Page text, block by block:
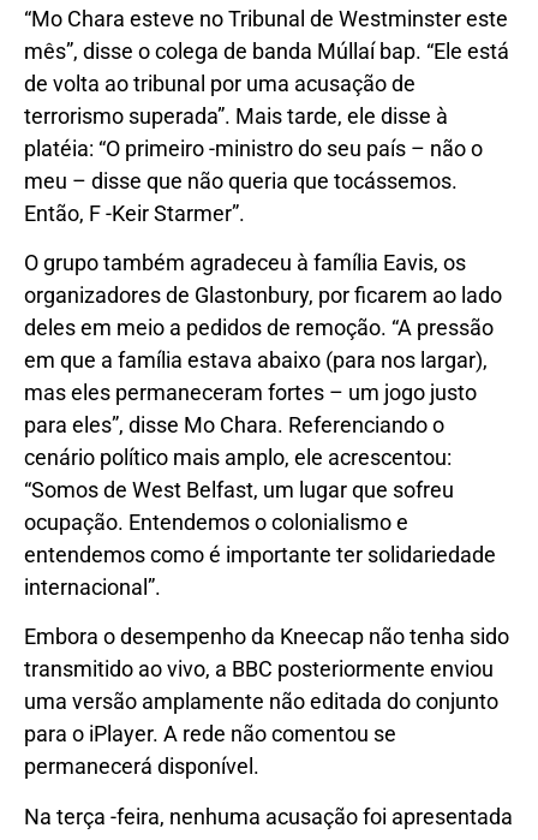
“Mo Chara esteve no Tribunal de Westminster este
mês”, disse o colega de banda Múllaí bap. “Ele está
de volta ao tribunal por uma acusação de
terrorismo superada”. Mais tarde, ele disse à
platéia: “O primeiro -ministro do seu país – não o
meu – disse que não queria que tocássemos.
Então, F -Keir Starmer”.
O grupo também agradeceu à família Eavis, os
organizadores de Glastonbury, por ficarem ao lado
deles em meio a pedidos de remoção. “A pressão
em que a família estava abaixo (para nos largar),
mas eles permaneceram fortes – um jogo justo
para eles”, disse Mo Chara. Referenciando o
cenário político mais amplo, ele acrescentou:
“Somos de West Belfast, um lugar que sofreu
ocupação. Entendemos o colonialismo e
entendemos como é importante ter solidariedade
internacional”.
Embora o desempenho da Kneecap não tenha sido
transmitido ao vivo, a BBC posteriormente enviou
uma versão amplamente não editada do conjunto
para o iPlayer. A rede não comentou se
permanecerá disponível.
Na terça -feira, nenhuma acusação foi apresentada